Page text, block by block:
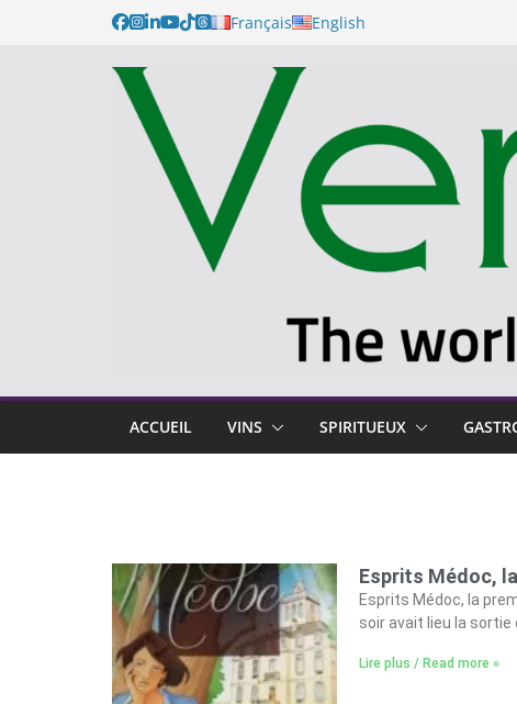
Français English
ACCUEIL VINS SPIRITUEUX
Esprits Médoc,
Esprits Médoc, la
soir avait lieu la sortie
Lire plus / Read more »